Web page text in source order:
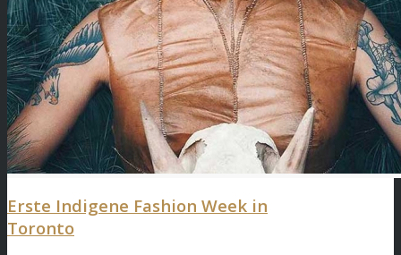
Erste Indigene Fashion Week in
Toronto